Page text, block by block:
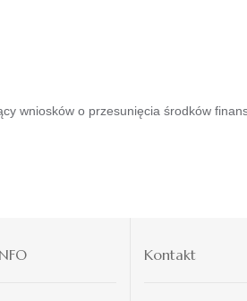
wniosków o przesunięcia środków
Kontakt